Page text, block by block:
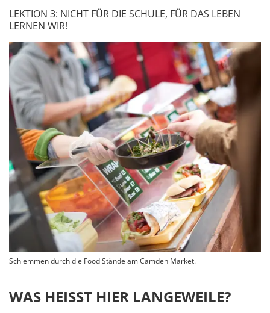
LEKTION 3: NICHT FÜR DIE SCHULE, FÜR DAS LEBEN
LERNEN WIR!
Schlemmen durch die Food Stände am Camden Market.
WAS HEISST HIER LANGEWEILE?